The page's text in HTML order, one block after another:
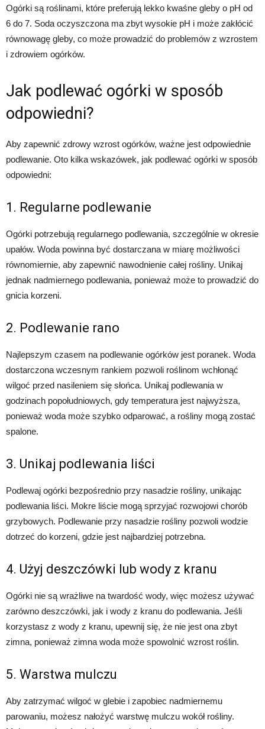
Ogórki są roślinami, które preferują lekko kwaśne gleby o pH od
6 do 7. Soda oczyszczona ma zbyt wysokie pH i może zakłócić
równowagę gleby, co może prowadzić do problemów z wzrostem
i zdrowiem ogórków.
Jak podlewać ogórki w sposób
odpowiedni?
Aby zapewnić zdrowy wzrost ogórków, ważne jest odpowiednie
podlewanie. Oto kilka wskazówek, jak podlewać ogórki w sposób
odpowiedni:
1. Regularne podlewanie
Ogórki potrzebują regularnego podlewania, szczególnie w okresie
upałów. Woda powinna być dostarczana w miarę możliwości
równomiernie, aby zapewnić nawodnienie całej rośliny. Unikaj
jednak nadmiernego podlewania, ponieważ może to prowadzić do
gnicia korzeni.
2. Podlewanie rano
Najlepszym czasem na podlewanie ogórków jest poranek. Woda
dostarczona wczesnym rankiem pozwoli roślinom wchłonąć
wilgoć przed nasileniem się słońca. Unikaj podlewania w
godzinach popołudniowych, gdy temperatura jest najwyższa,
ponieważ woda może szybko odparować, a rośliny mogą zostać
spalone.
3. Unikaj podlewania liści
Podlewaj ogórki bezpośrednio przy nasadzie rośliny, unikając
podlewania liści. Mokre liście mogą sprzyjać rozwojowi chorób
grzybowych. Podlewanie przy nasadzie rośliny pozwoli wodzie
dotrzeć do korzeni, gdzie jest najbardziej potrzebna.
4. Użyj deszczówki lub wody z kranu
Ogórki nie są wrażliwe na twardość wody, więc możesz używać
zarówno deszczówki, jak i wody z kranu do podlewania. Jeśli
korzystasz z wody z kranu, upewnij się, że nie jest ona zbyt
zimna, ponieważ zimna woda może spowolnić wzrost roślin.
5. Warstwa mulczu
Aby zatrzymać wilgoć w glebie i zapobiec nadmiernemu
parowaniu, możesz nałożyć warstwę mulczu wokół rośliny.